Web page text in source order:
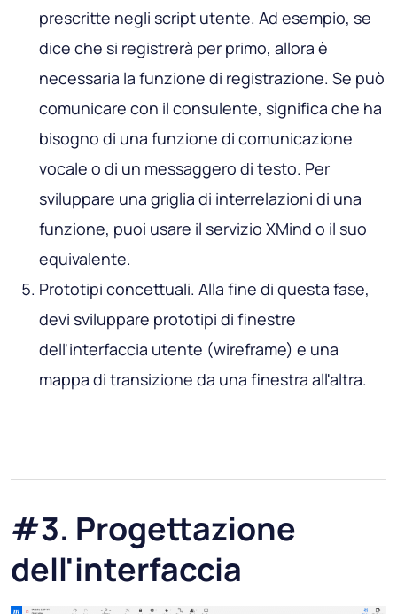
prescritte negli script utente. Ad esempio, se
dice che si registrerà per primo, allora è
necessaria la funzione di registrazione. Se può
comunicare con il consulente, significa che ha
bisogno di una funzione di comunicazione
vocale o di un messaggero di testo. Per
sviluppare una griglia di interrelazioni di una
funzione, puoi usare il servizio XMind o il suo
equivalente.
Prototipi concettuali. Alla fine di questa fase,
devi sviluppare prototipi di finestre
dell'interfaccia utente (wireframe) e una
mappa di transizione da una finestra all'altra.
#3. Progettazione
dell'interfaccia